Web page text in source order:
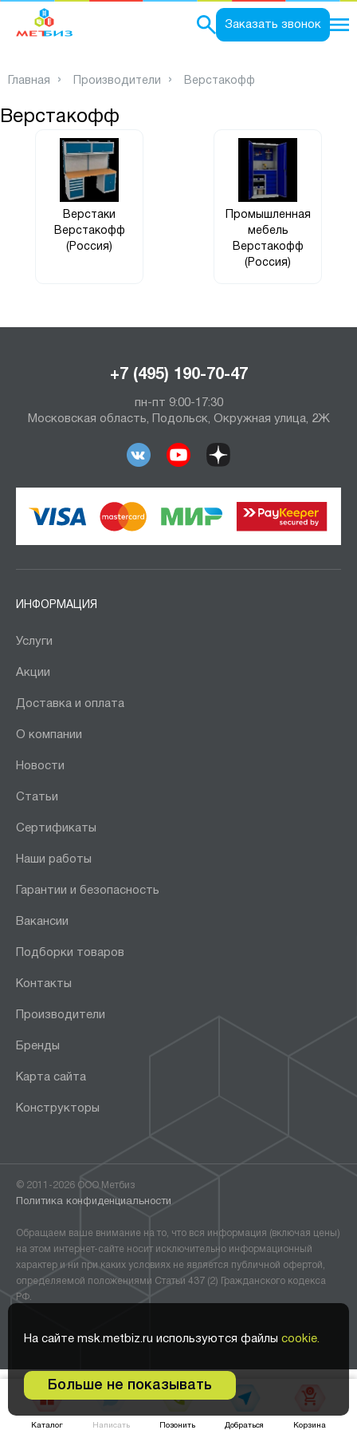
Каталог Написать Позонить Добраться
0
Корзина
Заказать звонок
Главная Производители Верстакофф
Верстакофф
Верстаки
Верстакофф
(Россия)
Промышленная
мебель
Верстакофф
(Россия)
На сайте msk.metbiz.ru используются файлы cookie.
Больше не показывать
+7 (495) 190-70-47
пн-пт 9:00-17:30
Московская область, Подольск, Окружная улица, 2Ж
ИНФОРМАЦИЯ
Услуги
Акции
Доставка и оплата
О компании
Новости
Статьи
Сертификаты
Наши работы
Гарантии и безопасность
Вакансии
Подборки товаров
Контакты
Производители
Бренды
Карта сайта
Конструкторы
© 2011-2026 ООО Метбиз
Политика конфиденциальности
Обращаем ваше внимание на то, что вся информация (включая цены)
на этом интернет-сайте носит исключительно информационный
характер и ни при каких условиях не является публичной офертой,
определяемой положениями Статьи 437 (2) Гражданского кодекса
РФ.